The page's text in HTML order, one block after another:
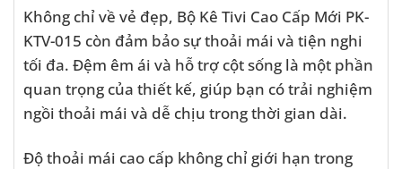
Không chỉ về vẻ đẹp, Bộ Kê Tivi Cao Cấp Mới PK-
KTV-015 còn đảm bảo sự thoải mái và tiện nghi
tối đa. Đệm êm ái và hỗ trợ cột sống là một phần
quan trọng của thiết kế, giúp bạn có trải nghiệm
ngồi thoải mái và dễ chịu trong thời gian dài.
Độ thoải mái cao cấp không chỉ giới hạn trong